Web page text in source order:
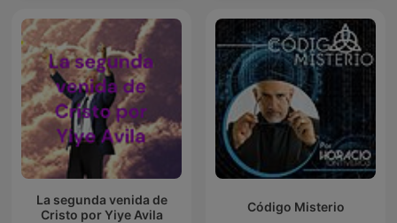
La segunda venida de
Cristo por Yiye Avila
Código Misterio